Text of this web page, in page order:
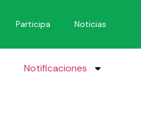
Participa Noticias
Notificaciones